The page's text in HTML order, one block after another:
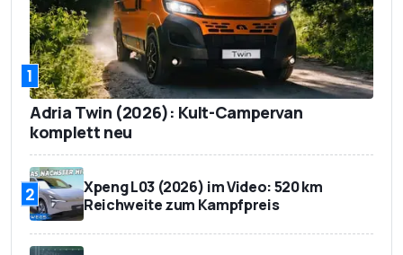
1
Adria Twin (2026): Kult-Campervan
komplett neu
2
Xpeng L03 (2026) im Video: 520 km
Reichweite zum Kampfpreis